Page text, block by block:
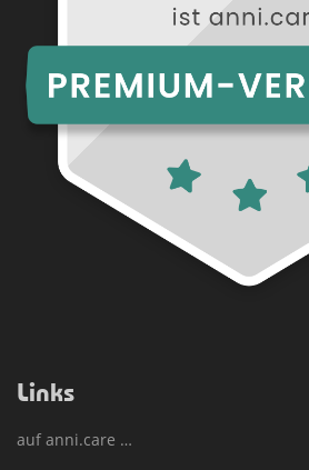
Links
auf anni.care …